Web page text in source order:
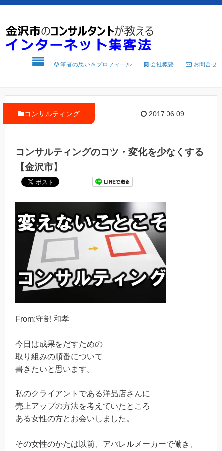
筆者の思い＆プロフィール 会社概要 お問合せ
2017.06.09
コンサルティング
コンサルティングのコツ・変化を少なくする
【金沢市】
From:守部 和孝
今日は成果をだすための
取り組みの順番について
書きたいと思います。
私のクライアントである洋品店さんに
売上アップの方法を考えていたところ
ある女性の方とお会いしました。
その女性のかたは以前、アパレルメーカーで働き、